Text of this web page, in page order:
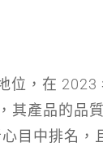
位，在
其產品的品
目中排名，